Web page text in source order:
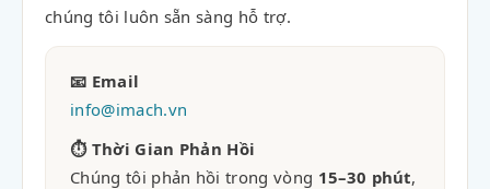
chúng tôi luôn sẵn sàng hỗ trợ.
📧 Email
info@imach.vn
⏱ Thời Gian Phản Hồi
Chúng tôi phản hồi trong vòng 15–30 phút,